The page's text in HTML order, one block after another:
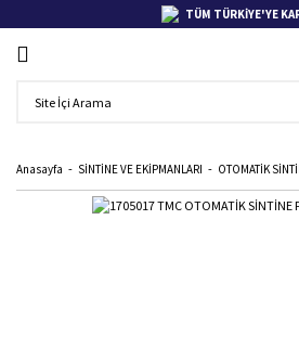
TÜM TÜRKİYE'YE
Anasayfa SİNTİNE VE EKİPMANLARI OTOMATİK